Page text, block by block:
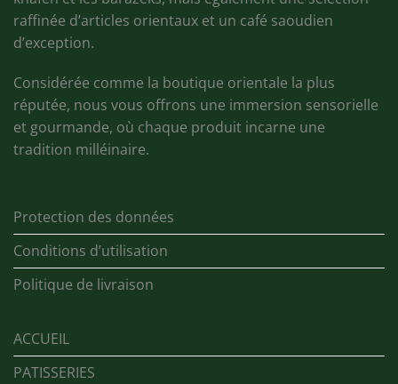
raffinée d’articles orientaux et un café saoudien
d’exception.
Considérée comme la boutique orientale la plus
réputée, nous vous offrons une immersion sensorielle
et gourmande, où chaque produit incarne une
tradition milléinaire.
Protection des données
Conditions d’utilisation
Politique de livraison
ACCUEIL
PATISSERIES